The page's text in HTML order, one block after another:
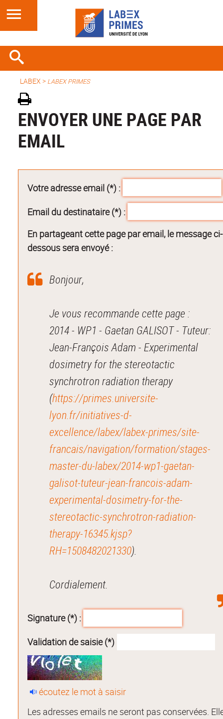
LABEX > LABEX PRIMES
ENVOYER UNE PAGE PAR
EMAIL
Votre adresse email (*) :
Email du destinataire (*) :
En partageant cette page par email, le message ci-
dessous sera envoyé :
Bonjour,
Je vous recommande cette page :
2014 - WP1 - Gaetan GALISOT - Tuteur:
Jean-François Adam - Experimental
dosimetry for the stereotactic
synchrotron radiation therapy
(https://primes.universite-
lyon.fr/initiatives-d-
excellence/labex/labex-primes/site-
francais/navigation/formation/stages-
master-du-labex/2014-wp1-gaetan-
galisot-tuteur-jean-francois-adam-
experimental-dosimetry-for-the-
stereotactic-synchrotron-radiation-
therapy-16345.kjsp?
RH=1508482021330).
Cordialement.
Signature (*) :
Validation de saisie (*)
écoutez le mot à saisir
Les adresses emails ne seront pas conservées.